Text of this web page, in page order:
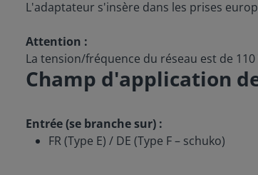
L'adaptateur s'insère dans les prises
Attention :
La tension/fréquence du réseau est de
Champ d'application
Entrée (se branche sur) :
FR (Type E) / DE (Type F – schuko)